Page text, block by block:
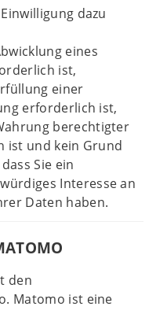
dazu
eines
ist,
einer
erforderlich ist,
berechtigter
ist und kein Grund
Sie ein
Interesse an
Daten haben.
den
Matomo ist eine